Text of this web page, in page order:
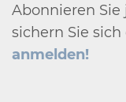
Abonnieren
sichern Sie
anmelden!